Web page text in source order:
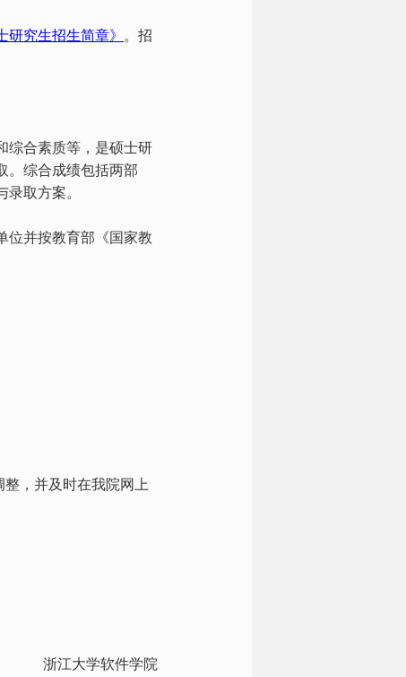
研究生招生简章》
。招
综合素质等，是硕士研
。综合成绩包括两部
取方案。
位并按教育部《国家教
，并及时在我院网上
浙江大学软件学院